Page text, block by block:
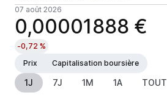
07 août 2026
0,00001888 €
-0,72 %
Prix
Capitalisation boursière
1J 7J 1M 1A TOUT